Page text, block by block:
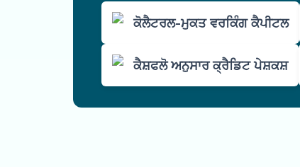
ਕੋਲੈਟਰਲ-ਮੁਕਤ ਵਰਕਿੰਗ ਕੈਪੀਟਲ
ਕੈਸ਼ਫਲੋ ਅਨੁਸਾਰ ਕ੍ਰੈਡਿਟ ਪੇਸ਼ਕਸ਼